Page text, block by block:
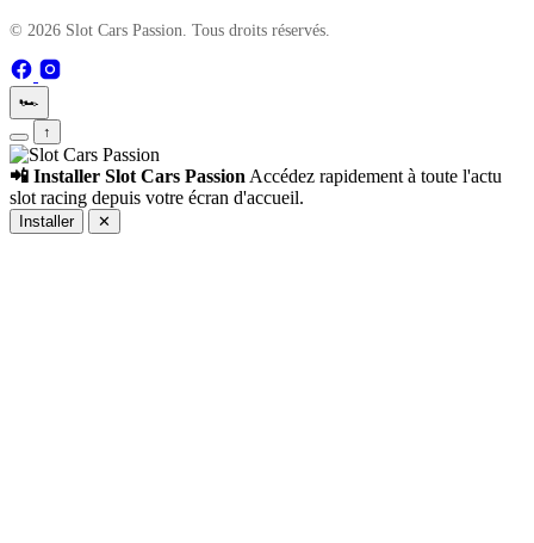
© 2026 Slot Cars Passion. Tous droits réservés.
🏎️
↑
📲 Installer Slot Cars Passion Accédez rapidement à toute l'actu
slot racing depuis votre écran d'accueil.
Installer ✕